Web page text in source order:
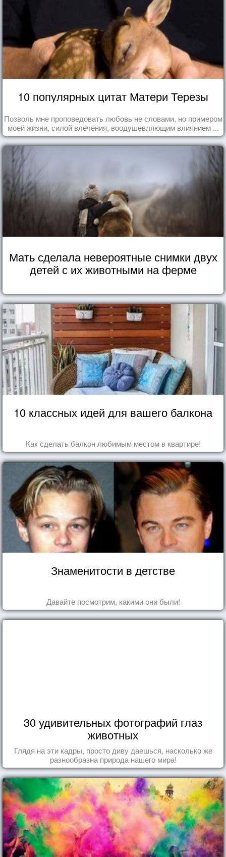
10 популярных цитат Матери Терезы
Позволь мне проповедовать любовь не словами, но примером
моей жизни, силой влечения, воодушевляющим влиянием ...
Мать сделала невероятные снимки двух
детей с их животными на ферме
10 классных идей для вашего балкона
Как сделать балкон любимым местом в квартире!
Знаменитости в детстве
Давайте посмотрим, какими они были!
30 удивительных фотографий глаз
животных
Глядя на эти кадры, просто диву даешься, насколько же
разнообразна природа нашего мира!